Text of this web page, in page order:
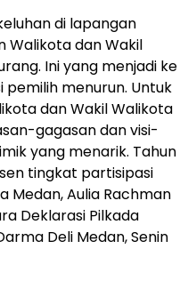
di lapangan
Walikota dan Wakil
Ini yang menjadi ke
pemilih menurun. Untuk
dan Wakil Walikota
gagasan dan visi-
yang menarik. Tahun
tingkat partisipasi
Medan, Aulia Rachman
Deklarasi Pilkada
Deli Medan, Senin